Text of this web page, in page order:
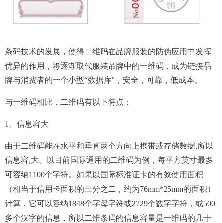
条码技术的发展，使得二维码在品牌服装的防伪应用中发挥
优异的作用，将逐渐取代服装吊牌中的一维码，成为链接品
牌与消费者的一个小型“数据库”，安全，可靠，低成本。
与一维码相比， 二维码有以下特点：
1、信息容大
由于二维码能在水平和垂直两个方向上携带或存储数据,所以
信息容,大。以目前国际通用的二维码为例，每平方英寸最多
可容纳1100个字符。如果以国际标准证卡的有效使用面积
（相当于信用卡面积的三分之二，约为76mm*25mm的面积）
计算，它可以容纳1848个字母字符或2729个数字字符，或500
多个汉字的信息，所以二维条码的信息容量是一维码的几十